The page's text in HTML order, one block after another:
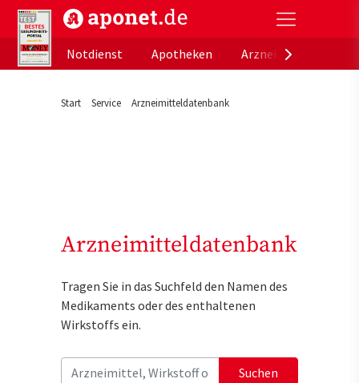
aponet.de - Das offizielle Gesundheitsportal der
Notdienst
Apotheken
Start Service Arzneimitteldatenbank
Arzneimitteldatenbank
Tragen Sie in das Suchfeld den Namen des
Medikaments oder des enthaltenen
Wirkstoffs ein.
Suchen